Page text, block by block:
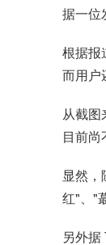
据一位
根据报
而用户
从截图
目前尚
显然
红"、"
另外